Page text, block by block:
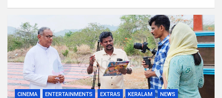
CINEMA ENTERTAINMENTS EXTRAS KERALAM
NEWS